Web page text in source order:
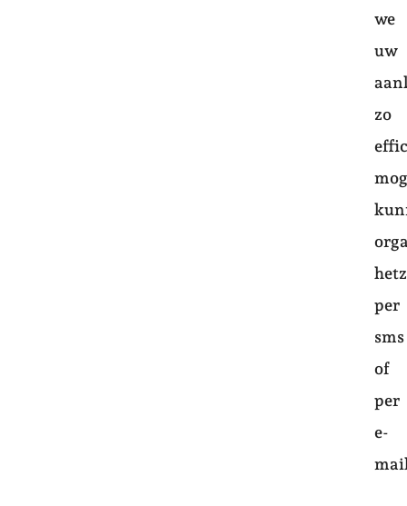
we
uw
zo
per
sms
of
per
e-